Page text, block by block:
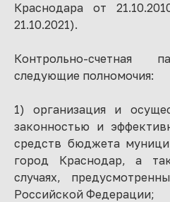
Краснодара от
21.10.2021).
Контрольно-счетная
следующие полномочия:
1) организация и
законностью и
средств бюджета
город Краснодар, а
случаях,
Российской Федерации;